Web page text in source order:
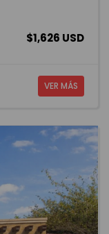
$1,626 USD
VER MÁS